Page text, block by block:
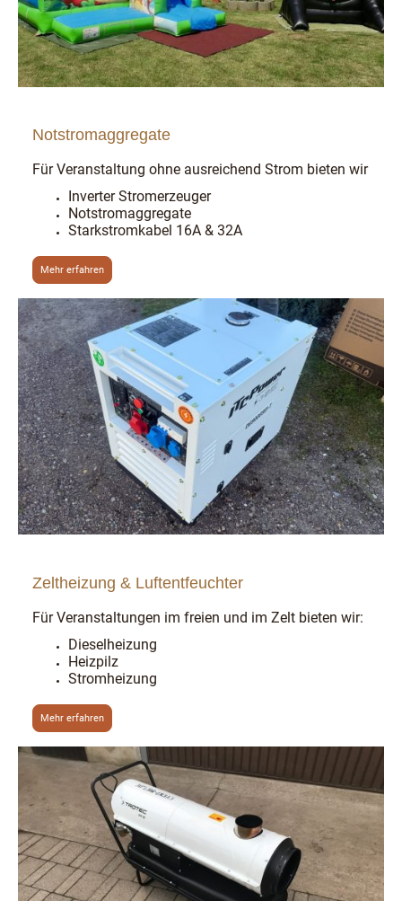
Notstromaggregate
Für Veranstaltung ohne ausreichend Strom bieten wir
Inverter Stromerzeuger
Notstromaggregate
Starkstromkabel 16A & 32A
Mehr erfahren
Zeltheizung & Luftentfeuchter
Für Veranstaltungen im freien und im Zelt bieten wir:
Dieselheizung
Heizpilz
Stromheizung
Mehr erfahren